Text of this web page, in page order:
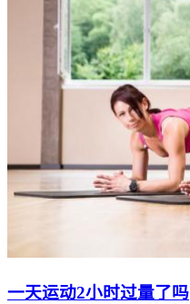
一天运动2小时过量了吗